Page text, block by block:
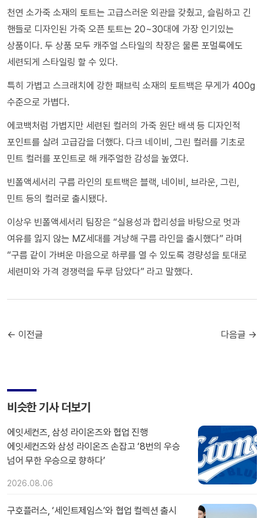
천연 소가죽 소재의 토트는 고급스러운 외관을 갖췄고, 슬림하고 긴
핸들로 디자인된 가죽 오픈 토트는 20~30대에 가장 인기있는
상품이다. 두 상품 모두 캐주얼 스타일의 착장은 물론 포멀룩에도
세련되게 스타일링 할 수 있다.
특히 가볍고 스크래치에 강한 패브릭 소재의 토트백은 무게가 400g
수준으로 가볍다.
에코백처럼 가볍지만 세련된 컬러의 가죽 원단 배색 등 디자인적
포인트를 살려 고급감을 더했다. 다크 네이비, 그린 컬러를 기초로
민트 컬러를 포인트로 해 캐주얼한 감성을 높였다.
빈폴액세서리 구름 라인의 토트백은 블랙, 네이비, 브라운, 그린,
민트 등의 컬러로 출시됐다.
이상우 빈폴액세서리 팀장은 “실용성과 합리성을 바탕으로 멋과
여유를 잃지 않는 MZ세대를 겨냥해 구름 라인을 출시했다” 라며
“구름 같이 가벼운 마음으로 하루를 열 수 있도록 경량성을 토대로
세련미와 가격 경쟁력을 두루 담았다” 라고 말했다.
← 이전글 다음글 →
비슷한 기사 더보기
에잇세컨즈, 삼성 라이온즈와 협업 진행
에잇세컨즈와 삼성 라이온즈 손잡고 ‘8번의 우승
넘어 무한 우승으로 향하다’
2026.08.06
구호플러스, ‘세인트제임스’와 협업 컬렉션 출시